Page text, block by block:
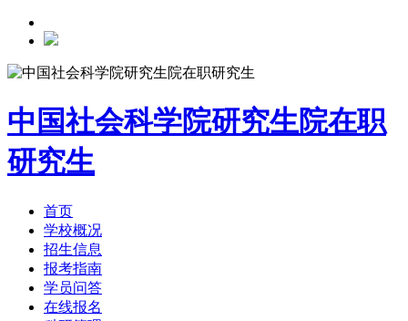
中国社会科学院研究生院在职
研究生
首页
学校概况
招生信息
报考指南
学员问答
在线报名